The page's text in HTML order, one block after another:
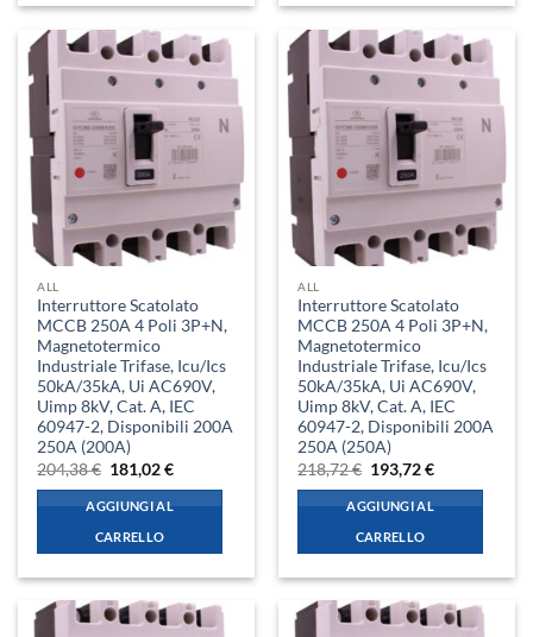
ALL
Interruttore Scatolato
MCCB 250A 4 Poli 3P+N,
Magnetotermico
Industriale Trifase, Icu/Ics
50kA/35kA, Ui AC690V,
Uimp 8kV, Cat. A, IEC
60947-2, Disponibili 200A
250A (200A)
204,38€ Il
prezzo
originale
era:
204,38 €.
181,02€Il
è:
AGGIUNGI AL
CARRELLO
ALL
Interruttore Scatolato
MCCB 250A 4 Poli 3P+N,
Magnetotermico
Industriale Trifase, Icu/Ics
50kA/35kA, Ui AC690V,
Uimp 8kV, Cat. A, IEC
60947-2, Disponibili 200A
250A (250A)
218,72€ Il
prezzo
originale
era:
218,72 €.
193,72€Il
è:
AGGIUNGI AL
CARRELLO